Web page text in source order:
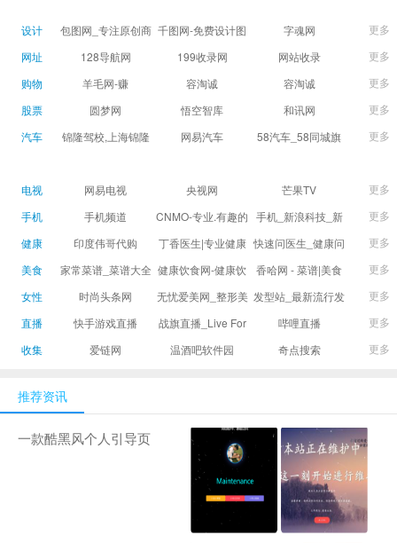
据,投资理财,港股,期
货,股指期货,手机炒
股,股票软件,炒股软
件，免费炒股软
软件,证
收录
设计
包图网_专注原创商
用设计图片下载，
千图网-免费设计图
片素材网站-正版商
字魂网
更多
网址
128导航网 199收录网 网站收录
更多
购物
羊毛网-赚 容淘诚 容淘诚
更多
股票
圆梦网 悟空智库 和讯网
更多
汽车
锦隆驾校,上海锦隆
网易汽车
58汽车_58同城旗
更多
电视 网易电视 央视网 芒果TV
更多
手机
手机频道
CNMO-专业.有趣的
科技新媒体
手机_新浪科技_新
浪网
更多
健康
印度伟哥代购
丁香医生|专业健康
生活方式平台
快速问医生_健康问
题免费在线咨询专
更多
美食
家常菜谱_菜谱大全
_菜谱家常菜做法大
健康饮食网-健康饮
食食谱_健康饮食小
香哈网 - 菜谱|美食
菜谱|菜谱大全-学做
更多
女性
时尚头条网
LADYMAX.cn|国内
新闻并提供奢侈品
无忧爱美网_整形美
容门户
发型站_最新流行发
型设计发型图片与
更多
直播
快手游戏直播
战旗直播_Live For
Gamers丨天生爱
哔哩直播
更多
收集
爱链网 温酒吧软件园 奇点搜索 更多
推荐资讯
一款酷黑风个人引导页